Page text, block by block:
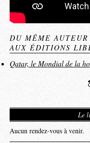
DU MÊME AUTEUR
AUX ÉDITIONS
Qatar, le Mondial de la
Le
Aucun rendez-vous à venir.